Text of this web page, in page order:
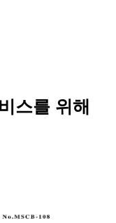
스를 위해